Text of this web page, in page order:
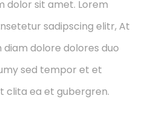
dolor sit amet. Lorem
sadipscing elitr, At
dolore dolores duo
sed tempor et et
clita ea et gubergren.